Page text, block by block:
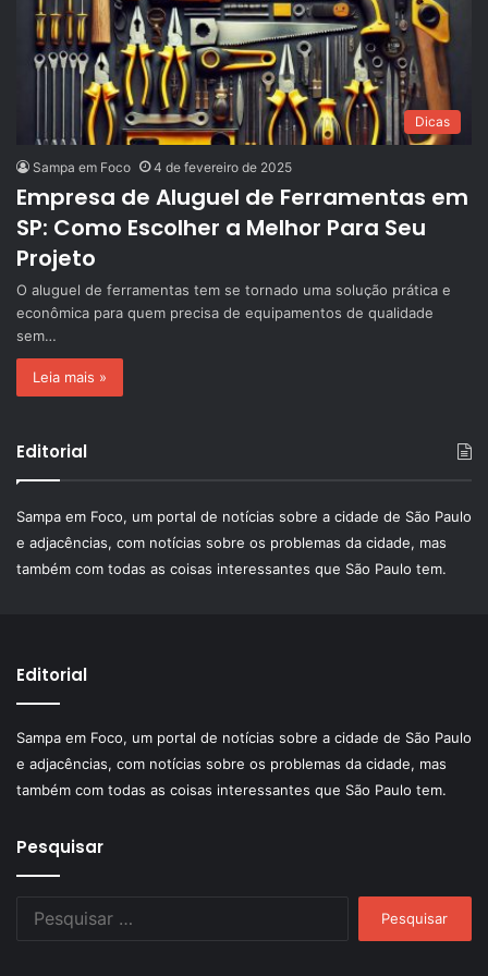
Dicas
Sampa em Foco 4 de fevereiro de 2025
Empresa de Aluguel de Ferramentas em
SP: Como Escolher a Melhor Para Seu
Projeto
O aluguel de ferramentas tem se tornado uma solução prática e
econômica para quem precisa de equipamentos de qualidade
sem…
Leia mais »
Editorial
Sampa em Foco, um portal de notícias sobre a cidade de São Paulo
e adjacências, com notícias sobre os problemas da cidade, mas
também com todas as coisas interessantes que São Paulo tem.
Editorial
Sampa em Foco, um portal de notícias sobre a cidade de São Paulo
e adjacências, com notícias sobre os problemas da cidade, mas
também com todas as coisas interessantes que São Paulo tem.
Pesquisar